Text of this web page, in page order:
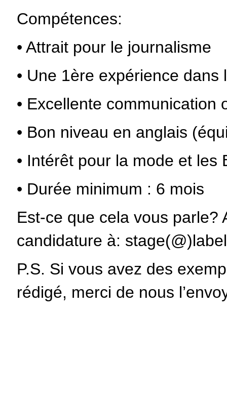
Compétences:
• Attrait pour le journalisme
• Une 1ère expérience
• Excellente communication
• Bon niveau en anglais
• Intérêt pour la mode et les
• Durée minimum : 6 mois
Est-ce que cela vous parle?
candidature à:
P.S. Si vous avez des
rédigé, merci de nous